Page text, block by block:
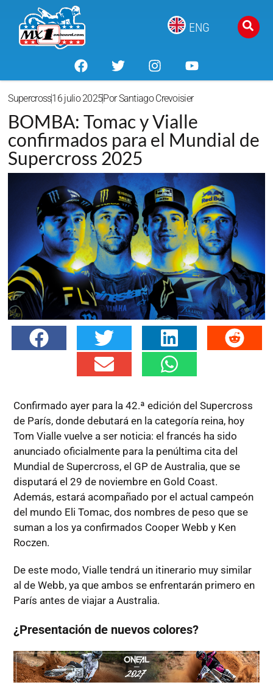
ENG
Supercross16 julio 2025PorSantiago Crevoisier
BOMBA: Tomac y Vialle
confirmados para el Mundial de
Supercross 2025
Confirmado ayer para la 42.ª edición del Supercross
de París, donde debutará en la categoría reina, hoy
Tom Vialle vuelve a ser noticia: el francés ha sido
anunciado oficialmente para la penúltima cita del
Mundial de Supercross, el GP de Australia, que se
disputará el 29 de noviembre en Gold Coast.
Además, estará acompañado por el actual campeón
del mundo Eli Tomac, dos nombres de peso que se
suman a los ya confirmados Cooper Webb y Ken
Roczen.
De este modo, Vialle tendrá un itinerario muy similar
al de Webb, ya que ambos se enfrentarán primero en
París antes de viajar a Australia.
¿Presentación de nuevos colores?